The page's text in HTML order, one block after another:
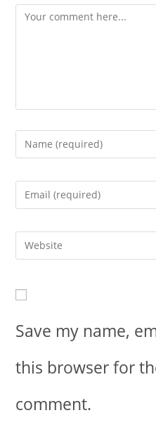
Save my name,
this browser for
comment.